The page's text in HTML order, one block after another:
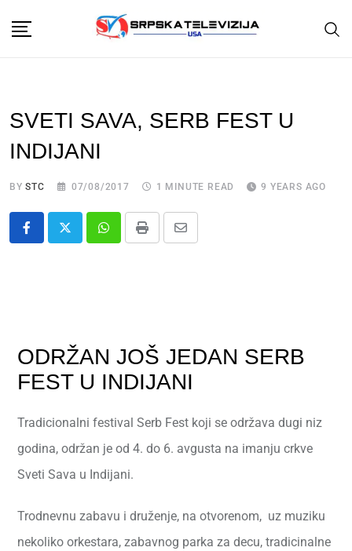
SVETI SAVA, SERB FEST U
INDIJANI
BYSTC 07/08/2017 1 MINUTE READ 9 YEARS AGO
ODRŽAN JOŠ JEDAN SERB
FEST U INDIJANI
Tradicionalni festival Serb Fest koji se održava dugi niz
godina, održan je od 4. do 6. avgusta na imanju crkve
Sveti Sava u Indijani.
Trodnevnu zabavu i druženje, na otvorenom, uz muziku
nekoliko orkestara, zabavnog parka za decu, tradicinalne